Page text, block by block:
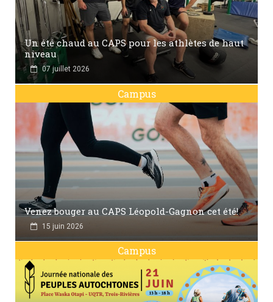
Un été chaud au CAPS pour les athlètes de haut
niveau
07 juillet 2026
Campus
Venez bouger au CAPS Léopold-Gagnon cet été!
15 juin 2026
Campus